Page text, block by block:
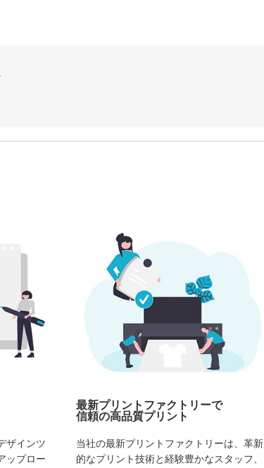
ザインツ
ップロー
最新プリントファクトリーで
信頼の高品質プリント
当社の最新プリントファクトリーは、革新
的なプリント技術と経験豊かなスタッフ、